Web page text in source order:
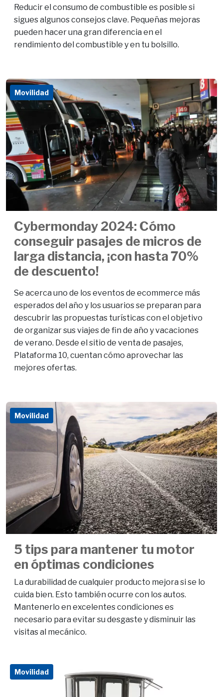
Reducir el consumo de combustible es posible si
sigues algunos consejos clave. Pequeñas mejoras
pueden hacer una gran diferencia en el
rendimiento del combustible y en tu bolsillo.
Movilidad
Cybermonday 2024: Cómo
conseguir pasajes de micros de
larga distancia, ¡con hasta 70%
de descuento!
Se acerca uno de los eventos de ecommerce más
esperados del año y los usuarios se preparan para
descubrir las propuestas turísticas con el objetivo
de organizar sus viajes de fin de año y vacaciones
de verano. Desde el sitio de venta de pasajes,
Plataforma 10, cuentan cómo aprovechar las
mejores ofertas.
Movilidad
5 tips para mantener tu motor
en óptimas condiciones
La durabilidad de cualquier producto mejora si se lo
cuida bien. Esto también ocurre con los autos.
Mantenerlo en excelentes condiciones es
necesario para evitar su desgaste y disminuir las
visitas al mecánico.
Movilidad